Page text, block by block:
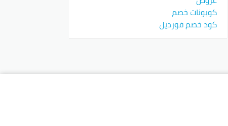
كوبونات خصم
كود خصم فورديل